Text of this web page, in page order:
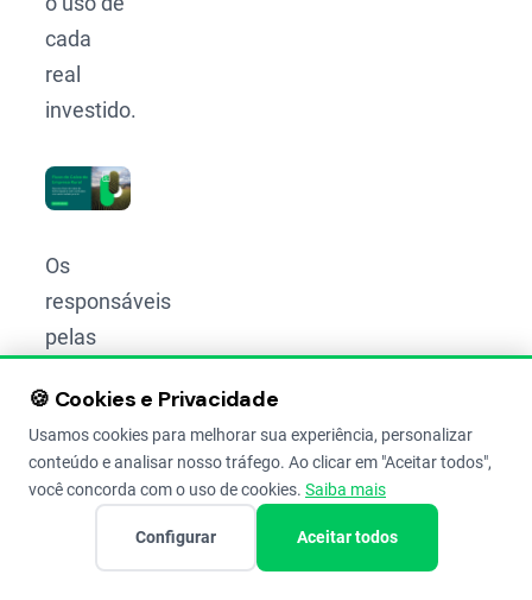
cada
real
investido.
Os
responsáveis
pelas
usam
seu
conhecimento
🍪 Cookies e Privacidade
Usamos cookies para melhorar sua experiência, personalizar
conteúdo e analisar nosso tráfego. Ao clicar em "Aceitar todos",
você concorda com o uso de cookies. Saiba mais
Configurar Aceitar todos